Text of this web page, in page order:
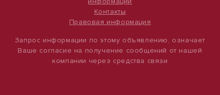
Контакты
Правовая информация
Запрос информации по этому объявлению, означает
Ваше согласие на получение сообщений от нашей
компании через средства связи